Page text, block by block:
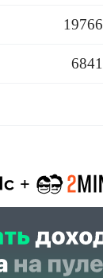
19766
6841